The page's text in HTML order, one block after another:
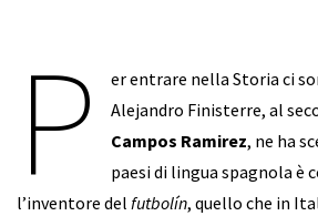
P
er entrare nella Storia ci
Alejandro Finisterre, al
Campos Ramirez, ne ha
paesi di lingua spagnola è
l’inventore del futbolín, quello che in